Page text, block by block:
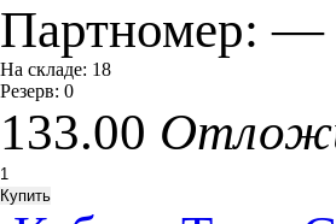
Партномер:—
На складе: 18
Резерв: 0
133.00